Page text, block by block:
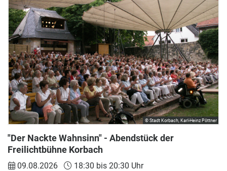
"Der Nackte Wahnsinn" - Abendstück der
Freilichtbühne Korbach
09.08.2026
18:30 bis 20:30 Uhr
© Stadt Korbach, Karl-Heinz Pöttner